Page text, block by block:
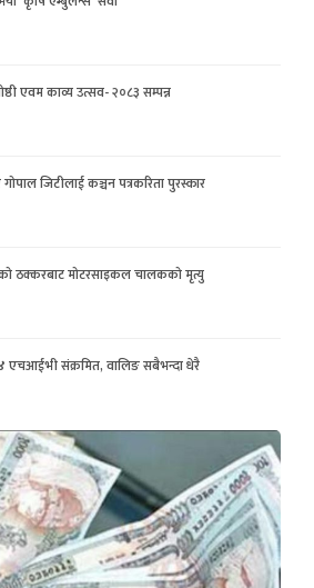
एवम काव्य उत्सव- २०८३ सम्पन्न
जिटीलाई कञ्चन पत्रकरिता पुरस्कार
ठक्करबाट मोटरसाइकल चालकको मृत्यु
एचआईभी संक्रमित, वालिङ सबैभन्दा धेरै